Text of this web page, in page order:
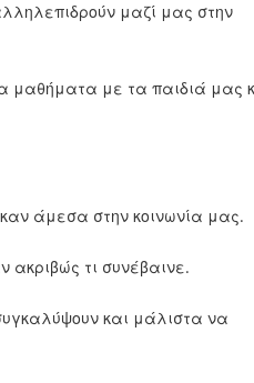
μαζί μας στην
μαθήματα με τα παιδιά μας
άμεσα στην κοινωνία μας.
ακριβώς τι συνέβαινε.
και μάλιστα να